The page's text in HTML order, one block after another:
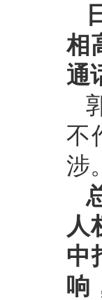
相
通
不
涉。
人
中
响